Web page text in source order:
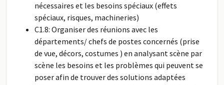
nécessaires et les besoins spéciaux (effets
spéciaux, risques, machineries)
C1.8: Organiser des réunions avec les
départements/ chefs de postes concernés (prise
de vue, décors, costumes ) en analysant scène par
scène les besoins et les problèmes qui peuvent se
poser afin de trouver des solutions adaptées